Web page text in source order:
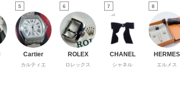
5
Cartier
カルティエ
6
ROLEX
ロレックス
7
CHANEL
シャネル
8
HERMES
エルメス